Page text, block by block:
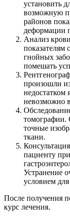
установить
возможную
районов
деформации
Анализ
показателям
гнойных
помешать
произошли
недостатком
невозможно
томографии.
точные
ткани.
пациенту
Устранение
условием
После получения
курс лечения.